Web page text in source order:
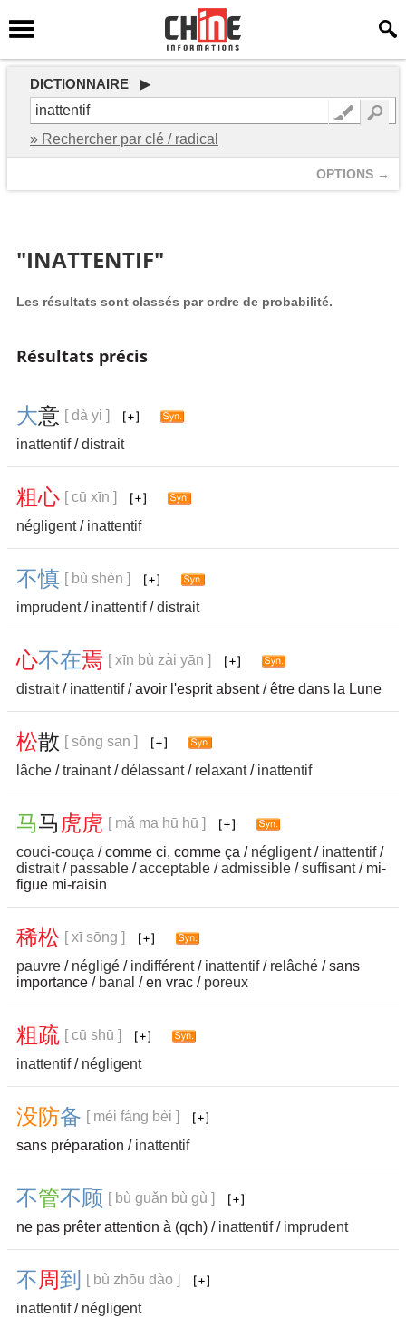
DICTIONNAIRE ▶
» Rechercher par clé / radical
OPTIONS →
"INATTENTIF"
Les résultats sont classés par ordre de probabilité.
Résultats précis
大意 [ dà yi ]
inattentif/distrait
粗心 [ cū xīn ]
négligent/ inattentif
不慎 [ bù shèn ]
imprudent/ inattentif/distrait
心不在焉 [ xīn bù zài yān ]
distrait/ inattentif/ avoir l'esprit absent / être dans la Lune
松散 [ sōng san ]
lâche /trainant/délassant/ relaxant/ inattentif
马马 虎虎 [ mǎ ma hū hū ]
couci-couça / comme ci, comme ça / négligent/ inattentif/
distrait/ passable /acceptable /admissible /suffisant/ mi-
figue mi-raisin
稀松 [ xī sōng ]
pauvre / négligé / indifférent/ inattentif/ relâché / sans
importance / banal / en vrac / poreux
粗 疏 [ cū shū ]
inattentif/ négligent
没防备 [ méi fáng bèi ]
sans préparation / inattentif
不管不顾 [ bù guǎn bù gù ]
ne pas prêter attention à (qch) / inattentif/ imprudent
不周到
[ bù zhōu dào ]
inattentif/ négligent